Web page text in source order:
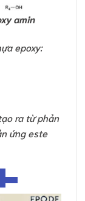
amin
epoxy:
ra từ phản
ứng este